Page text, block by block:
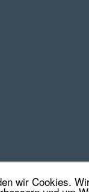
wir Cookies.